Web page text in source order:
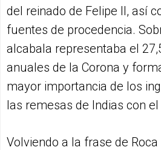
del reinado de Felipe II, así
fuentes de procedencia.
alcabala representaba el
anuales de la Corona y
mayor importancia de los
las remesas de Indias con el
Volviendo a la frase de